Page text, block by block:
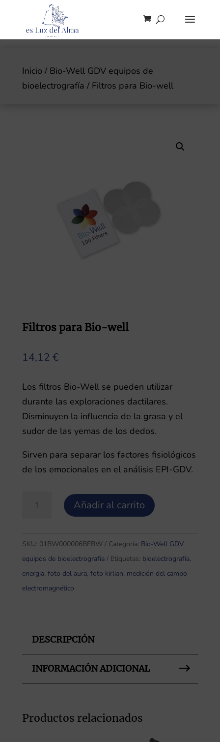
Inicio / Bio-Well GDV equipos de
bioelectrografía / Filtros para Bio-well
Filtros para Bio-well
14,12 €
Los filtros Bio-Well se pueden utilizar
durante las exploraciones dactilares.
Disminuyen la influencia de la grasa y el
sudor de las yemas de los dedos.
Sirven para separar los factores fisiológicos
de los emocionales en el análisis EPI-GDV.
well
cantidad
Añadir al carrito
SKU: 01BW000006BFBW Categoría: Bio-Well GDV
equipos de bioelectrografía
Etiquetas: bioelectrografía,
energia, foto del aura, foto kirlian, medición del campo
electromagnético
DESCRIPCIÓN
INFORMACIÓN ADICIONAL
Productos relacionados